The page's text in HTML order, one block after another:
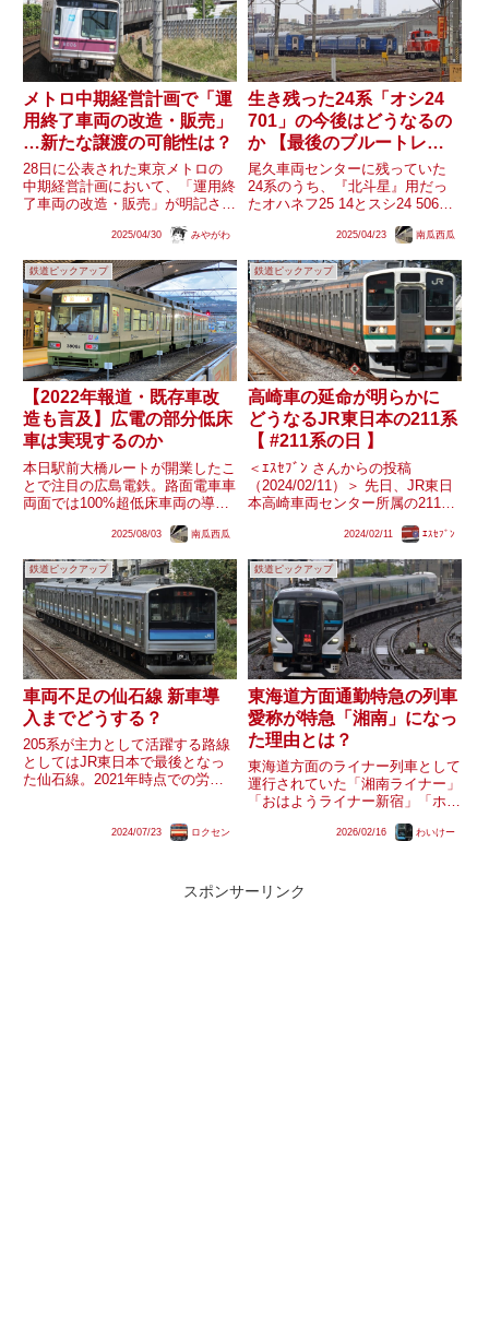
メトロ中期経営計画で「運
用終了車両の改造・販売」
…新たな譲渡の可能性は？
28日に公表された東京メトロの
中期経営計画において、「運用終
了車両の改造・販売」が明記され
に日比谷線03系3編成が上信電鉄
に譲渡されています。今後、廃車
の発生が見込まれる半蔵門線
8000系などで、今後、新...
2025/04/30 みやがわ
生き残った24系「オシ24
701」の今後はどうなるの
か 【最後のブルートレイ
ン】
尾久車両センターに残っていた
24系のうち、『北斗星』用だっ
たオハネフ25 14とスシ24 506が2
『ブルートレイン』の愛称とマッ
チした青色の寝台特急客車で車籍
が残るのは『出雲』用だったオシ
24 701のみとな...
2025/04/23 南瓜西瓜
鉄道ピックアップ
【2022年報道・既存車改
造も言及】広電の部分低床
車は実現するのか
本日駅前大橋ルートが開業したこ
とで注目の広島電鉄。路面電車車
両面では100%超低床車両の導入
2022年には車両価格が割安な部
ることが報じられていました。こ
の部分低床車に関しては、「新
型...
2025/08/03 南瓜西瓜
鉄道ピックアップ
高崎車の延命が明らかに
どうなるJR東日本の211系
【 #211系の日 】
＜ｴｽｾﾌﾞﾝ さんからの投稿
（2024/02/11）＞ 先日、JR東日
本高崎車両センター所属の211系
去や屋根の修繕などの延命工事を
205系・651系などJR東日本の同
世代形式...
2024/02/11 ｴｽｾﾌﾞﾝ
鉄道ピックアップ
車両不足の仙石線 新車導
入までどうする？
205系が主力として活躍する路線
としてはJR東日本で最後となっ
た仙石線。2021年時点での労組
方で導入にはまだ時間がかかるも
2024/07/23 ロクセン
鉄道ピックアップ
東海道方面通勤特急の列車
愛称が特急「湘南」になっ
た理由とは？
東海道方面のライナー列車として
運行されていた「湘南ライナー」
「おはようライナー新宿」「ホー
した列車である特急「湘南」です
か」という文字がE257系の行...
2026/02/16 わいけー
スポンサーリンク